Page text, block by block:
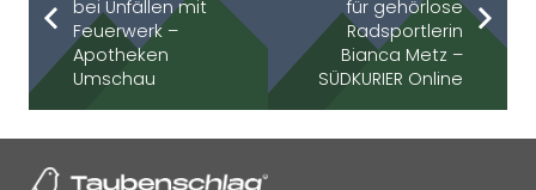
bei Unfällen mit
Feuerwerk –
Apotheken
Umschau
für gehörlose
Radsportlerin
Bianca Metz –
SÜDKURIER Online